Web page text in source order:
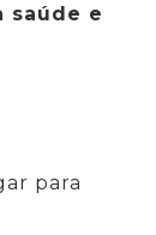
saúde e
para